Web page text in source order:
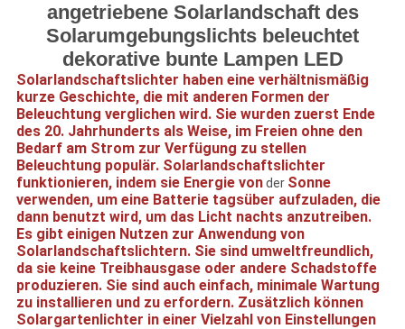
angetriebene Solarlandschaft des
Solarumgebungslichts beleuchtet
dekorative bunte Lampen LED
Solarlandschaftslichter haben eine verhältnismäßig
kurze Geschichte, die mit anderen Formen der
Beleuchtung verglichen wird. Sie wurden zuerst Ende
des 20. Jahrhunderts als Weise, im Freien ohne den
Bedarf am Strom zur Verfügung zu stellen
Beleuchtung populär. Solar landschaftslichter
funktionieren, indem sie Energie vonder Sonne
verwenden, um eine Batterie tagsüber aufzuladen, die
dann benutzt wird, um das Licht nachts anzutreiben.
Es gibt einigen Nutzen zur Anwendung von
Solar landschaftslichtern. Sie sind umweltfreundlich,
da sie keine Treibhausgase oder andere Schadstoffe
produzieren. Sie sind auch einfach, minimale Wartung
zu installieren und zu erfordern. Zusätzlich können
Solargartenlichter in einer Vielzahl von Einstellungen